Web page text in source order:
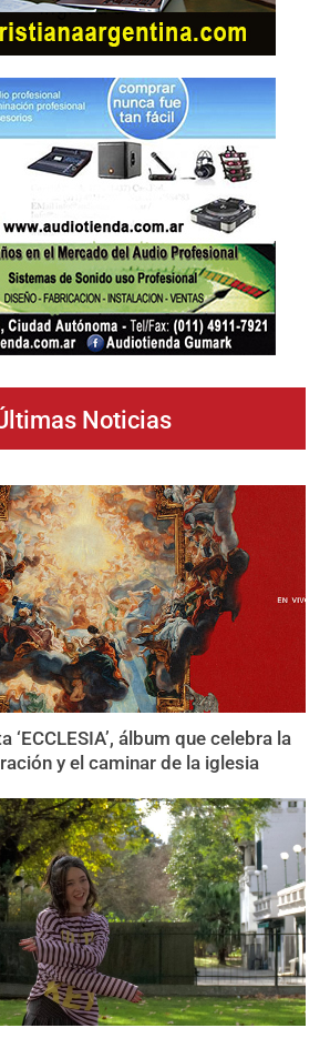
Noticias
‘ECCLESIA’, álbum que celebra la
y el caminar de la iglesia